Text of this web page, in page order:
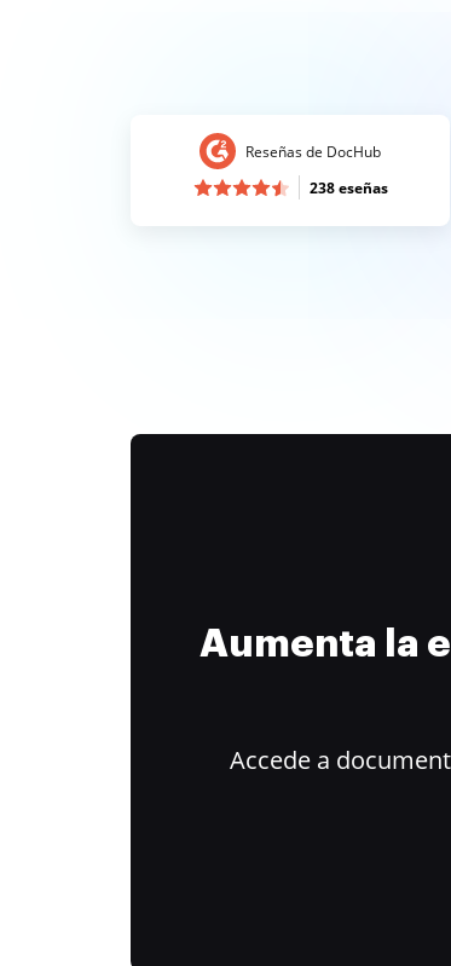
Reseñas de DocHub
238 eseñas
Aumenta la
Accede a